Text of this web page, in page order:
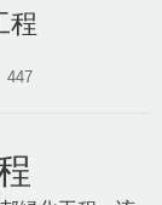
程
447